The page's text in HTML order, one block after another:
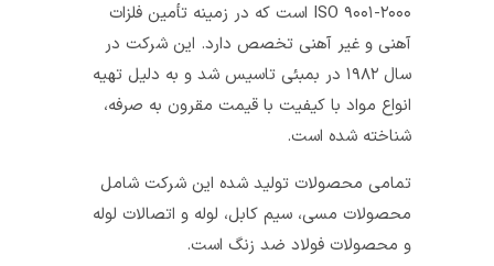
ISO ۹۰۰۱-۲۰۰۰ است که در زمینه تأمین فلزات
آهنی و غیر آهنی تخصص دارد. این شرکت در
سال ۱۹۸۲ در بمبئی تاسیس شد و به دلیل تهیه
انواع مواد با کیفیت با قیمت مقرون به صرفه،
شناخته شده است.
تمامی محصولات تولید شده این شرکت شامل
محصولات مسی، سیم کابل، لوله و اتصالات لوله
و محصولات فولاد ضد زنگ است.